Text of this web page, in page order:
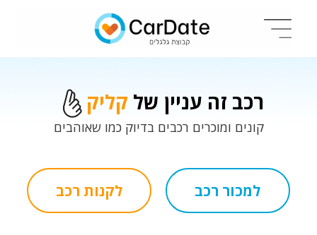
רכב זה עניין של קליק
קונים ומוכרים רכבים בדיוק כמו שאוהבים
למכור רכב לקנות רכב